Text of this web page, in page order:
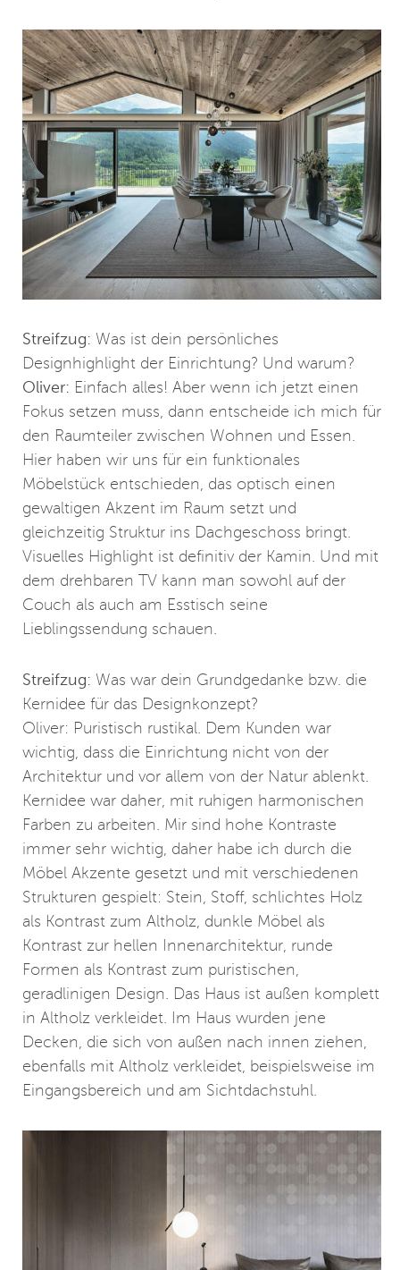
Streifzug: Was ist dein persönliches
Designhighlight der Einrichtung? Und warum?
Oliver: Einfach alles! Aber wenn ich jetzt einen
Fokus setzen muss, dann entscheide ich mich für
den Raumteiler zwischen Wohnen und Essen.
Hier haben wir uns für ein funktionales
Möbelstück entschieden, das optisch einen
gewaltigen Akzent im Raum setzt und
gleichzeitig Struktur ins Dachgeschoss bringt.
Visuelles Highlight ist definitiv der Kamin. Und mit
dem drehbaren TV kann man sowohl auf der
Couch als auch am Esstisch seine
Lieblingssendung schauen.
Streifzug: Was war dein Grundgedanke bzw. die
Kernidee für das Designkonzept?
Oliver: Puristisch rustikal. Dem Kunden war
wichtig, dass die Einrichtung nicht von der
Architektur und vor allem von der Natur ablenkt.
Kernidee war daher, mit ruhigen harmonischen
Farben zu arbeiten. Mir sind hohe Kontraste
immer sehr wichtig, daher habe ich durch die
Möbel Akzente gesetzt und mit verschiedenen
Strukturen gespielt: Stein, Stoff, schlichtes Holz
als Kontrast zum Altholz, dunkle Möbel als
Kontrast zur hellen Innenarchitektur, runde
Formen als Kontrast zum puristischen,
geradlinigen Design. Das Haus ist außen komplett
in Altholz verkleidet. Im Haus wurden jene
Decken, die sich von außen nach innen ziehen,
ebenfalls mit Altholz verkleidet, beispielsweise im
Eingangsbereich und am Sichtdachstuhl.